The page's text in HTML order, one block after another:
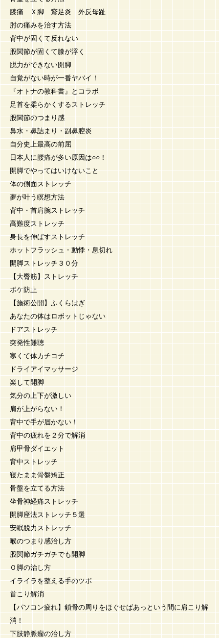
膝痛 Ｘ脚 鵞足炎 外反母趾
肘の痛みを治す方法
背中が固くて反れない
股関節が固くて膝が浮く
脱力ができない開脚
自覚がない時が一番ヤバイ！
『オトナの教科書』とコラボ
足首を柔らかくするストレッチ
股関節のつまり感
鼻水・鼻詰まり・副鼻腔炎
自分史上最高の前屈
日本人に腰痛が多い原因は○○！
開脚でやってはいけないこと
体の側面ストレッチ
夢が叶う瞑想方法
背中・首肩腕ストレッチ
高難度ストレッチ
身長を伸ばすストレッチ
ホットフラッシュ・動悸・息切れ
開脚ストレッチ３０分
【大臀筋】ストレッチ
ボケ防止
【施術公開】ふくらはぎ
あなたの体はロボットじゃない
ドアストレッチ
突発性難聴
寒くて体カチコチ
ドライアイマッサージ
楽して開脚
気分の上下が激しい
肩が上がらない！
背中で手が届かない！
背中の疲れを２分で解消
肩甲骨ダイエット
背中ストレッチ
寝たまま骨盤矯正
骨盤を立てる方法
坐骨神経痛ストレッチ
開脚座法ストレッチ５選
安眠脱力ストレッチ
喉のつまり感治し方
股関節ガチガチでも開脚
Ｏ脚の治し方
イライラを整える手のツボ
首こり解消
【パソコン疲れ】鎖骨の周りをほぐせばあっという間に肩こり解
消！
下肢静脈瘤の治し方